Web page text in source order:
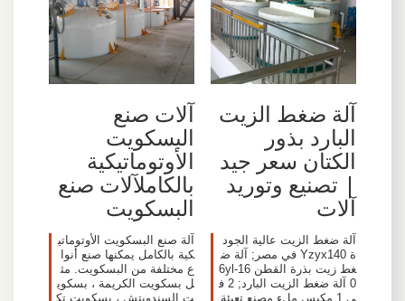
آلة ضغط الزيت
البارد بذور
الكتان سعر جيد
| تصنيع وتوريد
آلات
آلة ضغط الزيت عالية الجود
ة Yzyx140 في مصر; آلة ض
غط زيت بذرة القطن 6yl-16
0 آلة ضغط الزيت البارد; 2 ف
ي 1 مكبس ملء مصنع تعبئة
آلات صنع
البسكويت
الأوتوماتيكية
بالكاملآلات صنع
البسكويت
آلة صنع البسكويت الأوتوماتي
كية بالكامل يمكنها صنع أنوا
ع مختلفة من البسكويت. مث
ل بسكويت الكريمة ، بسكوي
ت السندويتش ، بسكويت تك